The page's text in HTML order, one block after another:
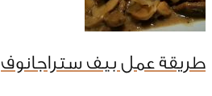
طريقة عمل بيف ستراجانوف